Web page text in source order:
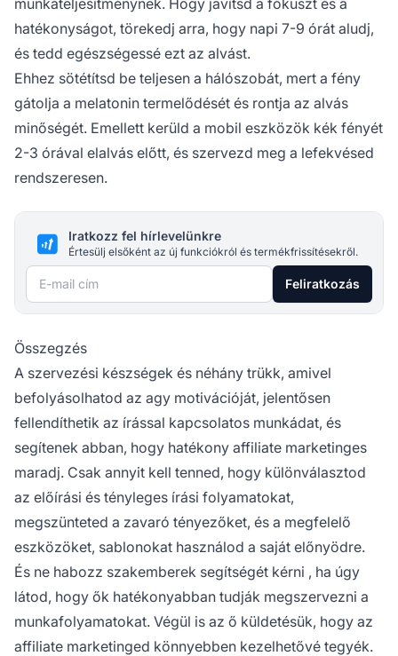
hatékonyságot, törekedj arra, hogy napi 7-9 órát aludj,
és tedd egészségessé ezt az alvást.
Ehhez sötétítsd be teljesen a hálószobát, mert a fény
gátolja a melatonin termelődését és rontja az alvás
minőségét. Emellett kerüld a mobil eszközök kék fényét
2-3 órával elalvás előtt, és szervezd meg a lefekvésed
rendszeresen.
Iratkozz fel hírlevelünkre
Értesülj elsőként az új funkciókról és termékfrissítésekről.
E-mail cím Feliratkozás
Összegzés
A szervezési készségek és néhány trükk, amivel
befolyásolhatod az agy motivációját, jelentősen
fellendíthetik az írással kapcsolatos munkádat, és
segítenek abban, hogy hatékony affiliate marketinges
maradj. Csak annyit kell tenned, hogy különválasztod
az előírási és tényleges írási folyamatokat,
megszünteted a zavaró tényezőket, és a megfelelő
eszközöket, sablonokat használod a saját előnyödre.
És ne habozz szakemberek segítségét kérni , ha úgy
látod, hogy ők hatékonyabban tudják megszervezni a
munkafolyamatokat. Végül is az ő küldetésük, hogy az
affiliate marketinged könnyebben kezelhetővé tegyék.